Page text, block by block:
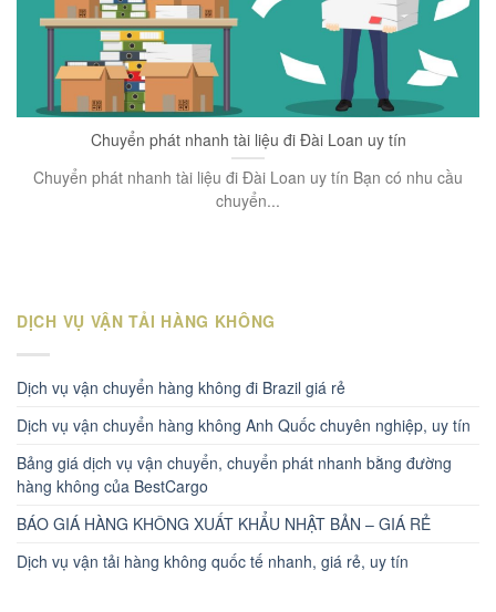
Chuyển phát nhanh tài liệu đi Đài Loan uy tín
Chuyển phát nhanh tài liệu đi Đài Loan uy tín Bạn có nhu cầu
chuyển...
DỊCH VỤ VẬN TẢI HÀNG KHÔNG
Dịch vụ vận chuyển hàng không đi Brazil giá rẻ
Dịch vụ vận chuyển hàng không Anh Quốc chuyên nghiệp, uy tín
Bảng giá dịch vụ vận chuyển, chuyển phát nhanh bằng đường
hàng không của BestCargo
BÁO GIÁ HÀNG KHÔNG XUẤT KHẨU NHẬT BẢN – GIÁ RẺ
Dịch vụ vận tải hàng không quốc tế nhanh, giá rẻ, uy tín